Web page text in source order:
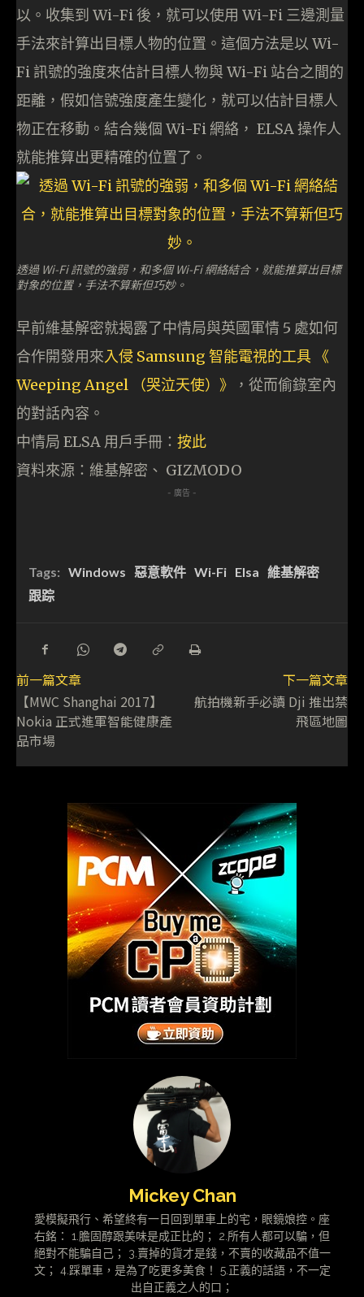
以。收集到 Wi-Fi 後，就可以使用 Wi-Fi 三邊測量
手法來計算出目標人物的位置。這個方法是以 Wi-
Fi 訊號的強度來估計目標人物與 Wi-Fi 站台之間的
距離，假如信號強度產生變化，就可以估計目標人
物正在移動。結合幾個 Wi-Fi 網絡， ELSA 操作人
就能推算出更精確的位置了。
透過 Wi-Fi 訊號的強弱，和多個 Wi-Fi 網絡結合，就能推算出目標
對象的位置，手法不算新但巧妙。
早前維基解密就揭露了中情局與英國軍情 5 處如何
合作開發用來入侵 Samsung 智能電視的工具 《
Weeping Angel （哭泣天使）》
，從而偷錄室內
的對話內容。
中情局 ELSA 用戶手冊： 按此
資料來源：維基解密、 GIZMODO
- 廣告 -
Tags: Windows 惡意軟件 Wi-Fi Elsa 維基解密
跟踪
前一篇文章
【MWC Shanghai 2017】
Nokia 正式進軍智能健康產
品市場
下一篇文章
航拍機新手必讀 Dji 推出禁
飛區地圖
Mickey Chan
愛模擬飛行、希望終有一日回到單車上的宅，眼鏡娘控。座
右銘： 1.膽固醇跟美味是成正比的； 2.所有人都可以騙，但
絕對不能騙自己； 3.賣掉的貨才是錢，不賣的收藏品不值一
文； 4.踩單車，是為了吃更多美食！ 5.正義的話語，不一定
出自正義之人的口；